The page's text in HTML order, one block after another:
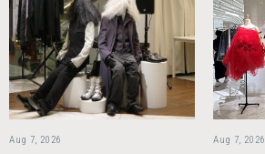
Aug 7, 2026 Aug 7, 2026